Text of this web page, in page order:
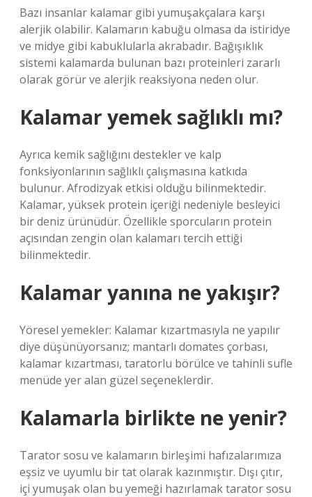
Bazı insanlar kalamar gibi yumuşakçalara karşı
alerjik olabilir. Kalamarın kabuğu olmasa da istiridye
ve midye gibi kabuklularla akrabadır. Bağışıklık
sistemi kalamarda bulunan bazı proteinleri zararlı
olarak görür ve alerjik reaksiyona neden olur.
Kalamar yemek sağlıklı mı?
Ayrıca kemik sağlığını destekler ve kalp
fonksiyonlarının sağlıklı çalışmasına katkıda
bulunur. Afrodizyak etkisi olduğu bilinmektedir.
Kalamar, yüksek protein içeriği nedeniyle besleyici
bir deniz ürünüdür. Özellikle sporcuların protein
açısından zengin olan kalamarı tercih ettiği
bilinmektedir.
Kalamar yanına ne yakışır?
Yöresel yemekler: Kalamar kızartmasıyla ne yapılır
diye düşünüyorsanız; mantarlı domates çorbası,
kalamar kızartması, taratorlu börülce ve tahinli sufle
menüde yer alan güzel seçeneklerdir.
Kalamarla birlikte ne yenir?
Tarator sosu ve kalamarın birleşimi hafızalarımıza
eşsiz ve uyumlu bir tat olarak kazınmıştır. Dışı çıtır,
içi yumuşak olan bu yemeği hazırlamak tarator sosu